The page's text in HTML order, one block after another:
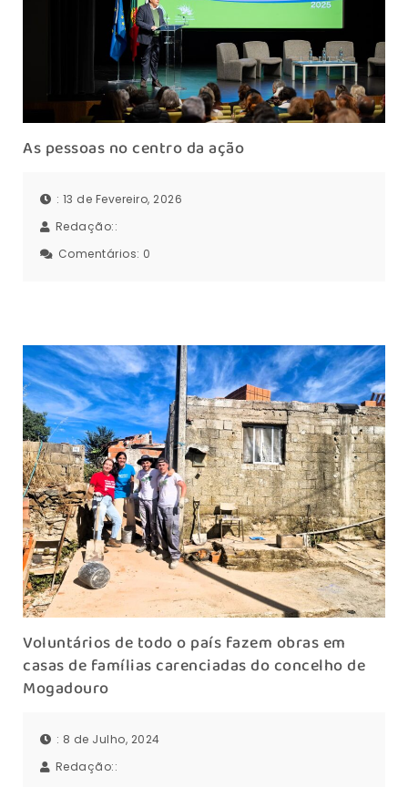
As pessoas no centro da ação
: 13 de Fevereiro, 2026
Redação::
Comentários: 0
Voluntários de todo o país fazem obras em
casas de famílias carenciadas do concelho de
Mogadouro
: 8 de Julho, 2024
Redação::